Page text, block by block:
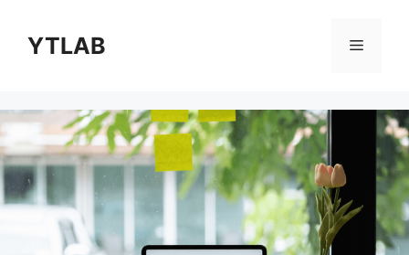
へ
ス
キ
ッ
YTLAB メ
ー